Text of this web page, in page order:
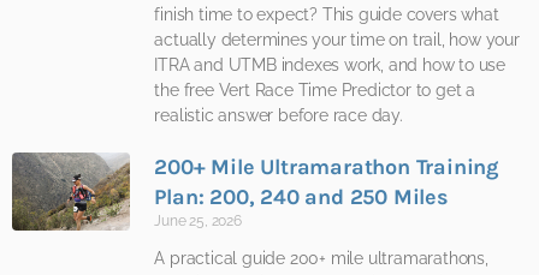
finish time to expect? This guide covers what
actually determines your time on trail, how your
ITRA and UTMB indexes work, and how to use
the free Vert Race Time Predictor to get a
realistic answer before race day.
200+ Mile Ultramarathon Training
Plan: 200, 240 and 250 Miles
June 25, 2026
A practical guide 200+ mile ultramarathons,